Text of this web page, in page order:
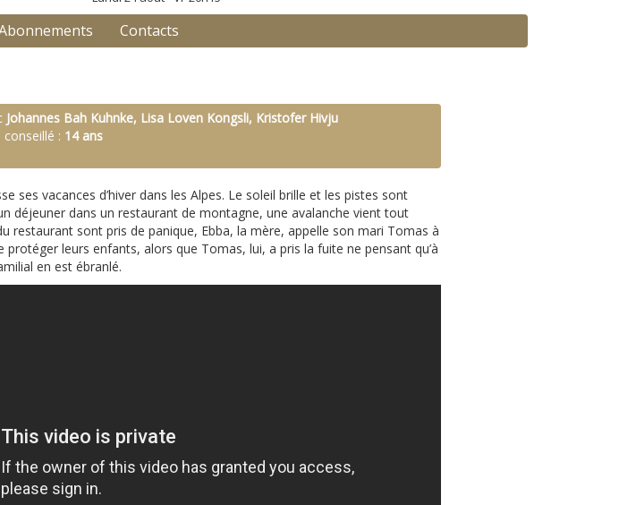
Contacts
Johannes Bah Kuhnke, Lisa Loven Kongsli, Kristofer Hivju
conseillé : 14 ans
ses vacances d’hiver dans les Alpes. Le soleil brille et les pistes sont
déjeuner dans un restaurant de montagne, une avalanche vient tout
restaurant sont pris de panique, Ebba, la mère, appelle son mari Tomas à
protéger leurs enfants, alors que Tomas, lui, a pris la fuite ne pensant qu’à
en est ébranlé.